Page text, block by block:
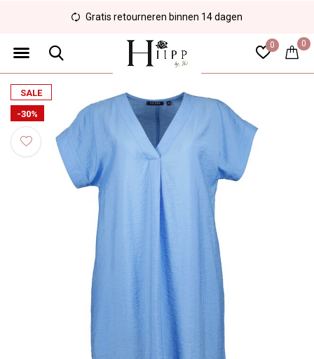
0 0
Gratis retourneren binnen 14 dagen
SALE
-30%